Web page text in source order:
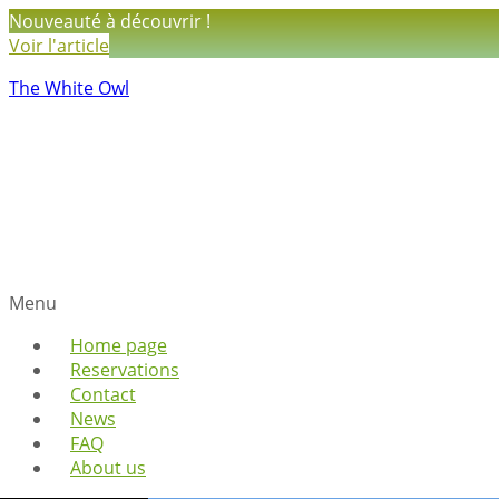
Nouveauté à découvrir !
Voir l'article
The White Owl
Menu
Home page
Reservations
Contact
News
FAQ
About us